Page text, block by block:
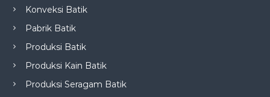
Konveksi Batik
Pabrik Batik
Produksi Batik
Produksi Kain Batik
Produksi Seragam Batik